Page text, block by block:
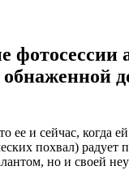
фотосессии
ее и сейчас, когда
похвал) радует
но и своей